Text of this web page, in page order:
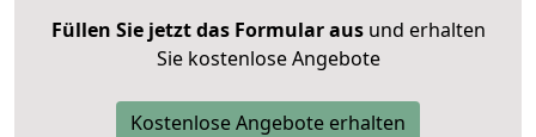
Füllen Sie jetzt das Formular ausund erhalten
Sie kostenlose Angebote
Kostenlose Angebote erhalten